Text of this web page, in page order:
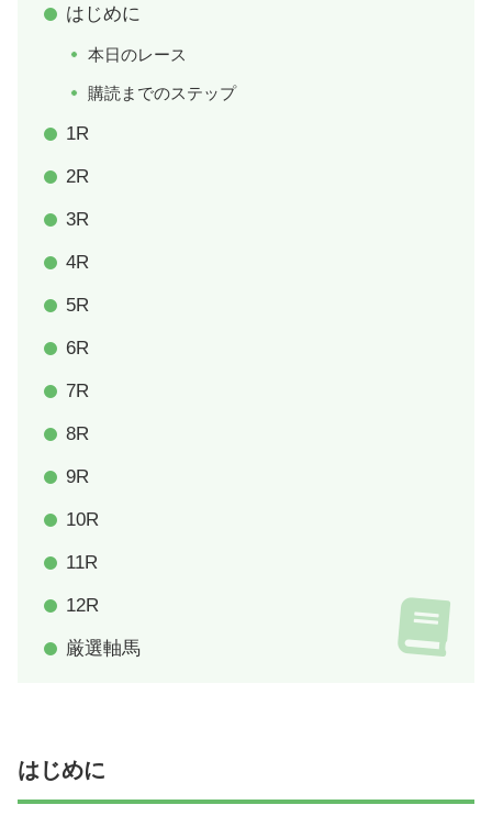
はじめに
本日のレース
購読までのステップ
1R
2R
3R
4R
5R
6R
7R
8R
9R
10R
11R
12R
厳選軸馬
はじめに